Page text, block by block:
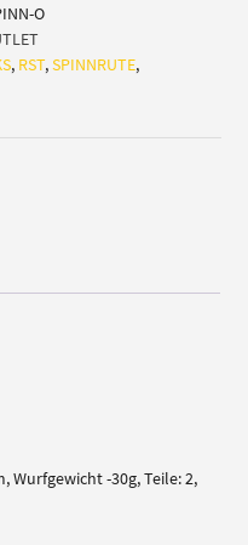
O
, RST,SPINNRUTE,
Wurfgewicht -30g, Teile: 2,